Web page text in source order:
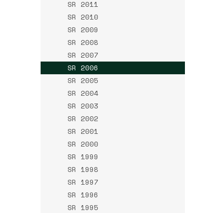
SR 2011
SR 2010
SR 2009
SR 2008
SR 2007
SR 2006
SR 2005
SR 2004
SR 2003
SR 2002
SR 2001
SR 2000
SR 1999
SR 1998
SR 1997
SR 1996
SR 1995